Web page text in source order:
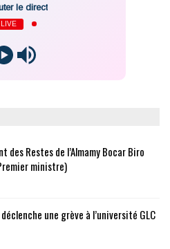
le direct
LIVE
des Restes de l’Almamy Bocar Biro
ministre)
une grève à l’université GLC